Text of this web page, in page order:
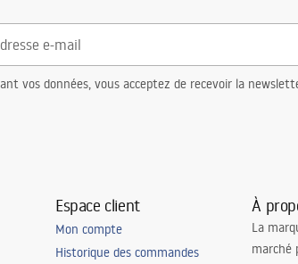
vos données, vous acceptez de recevoir la
Espace client
Mon compte
Historique des commandes
À
La
marché